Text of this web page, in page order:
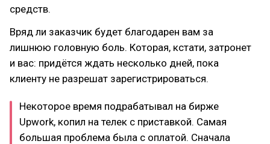
средств.
Вряд ли заказчик будет благодарен вам за
лишнюю головную боль. Которая, кстати, затронет
и вас: придётся ждать несколько дней, пока
клиенту не разрешат зарегистрироваться.
Некоторое время подрабатывал на бирже
Upwork, копил на телек с приставкой. Самая
большая проблема была с оплатой. Сначала